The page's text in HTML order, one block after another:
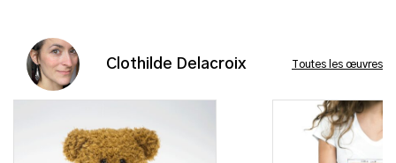
Clothilde Delacroix Toutes les œuvres